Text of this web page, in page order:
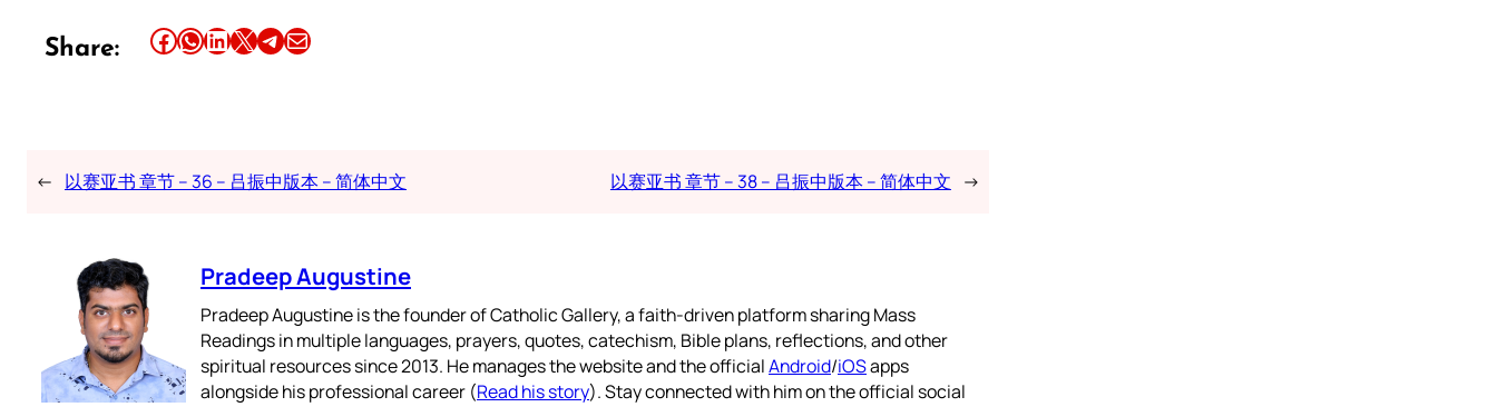
Share: Share this article on Facebook Share this article on WhatsApp Share this article on LinkedIn Share this article on X Share this article on TelegramEmail this Article
← 以赛亚书 章节 – 36 – 吕振中版本 – 简体中文 以赛亚书 章节 – 38 – 吕振中版本 – 简体中文 →
Pradeep Augustine
Pradeep Augustine is the founder of Catholic Gallery, a faith-driven platform sharing Mass
Readings in multiple languages, prayers, quotes, catechism, Bible plans, reflections, and other
spiritual resources since 2013. He manages the website and the officialAndroid/iOSapps
alongside his professional career (Read his story). Stay connected with him on the official social